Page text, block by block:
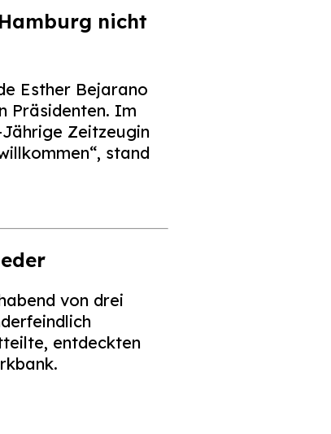
nicht
Esther Bejarano
Präsidenten. Im
Zeitzeugin
stand
von drei
entdeckten